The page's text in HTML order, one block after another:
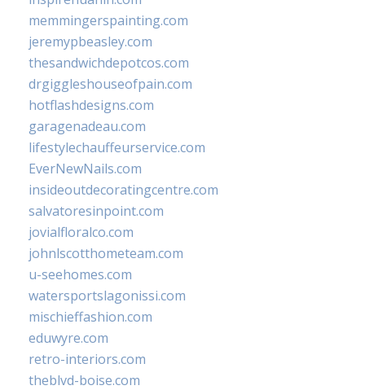
memmingerspainting.com
jeremypbeasley.com
thesandwichdepotcos.com
drgiggleshouseofpain.com
hotflashdesigns.com
garagenadeau.com
lifestylechauffeurservice.com
EverNewNails.com
insideoutdecoratingcentre.com
salvatoresinpoint.com
jovialfloralco.com
johnlscotthometeam.com
u-seehomes.com
watersportslagonissi.com
mischieffashion.com
eduwyre.com
retro-interiors.com
theblvd-boise.com